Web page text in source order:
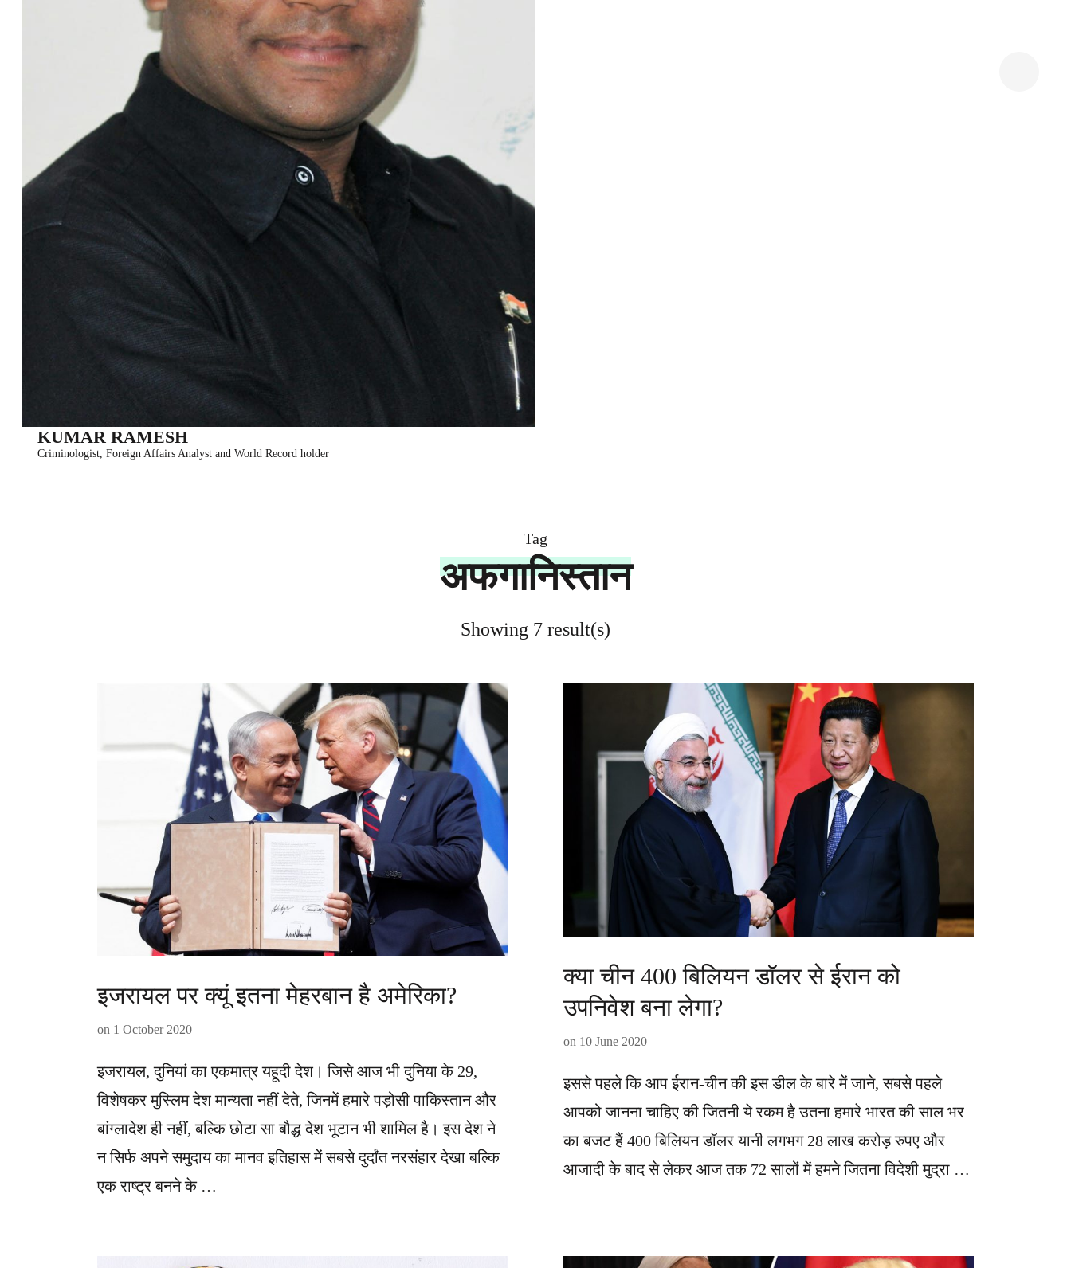
KUMAR RAMESH
Criminologist, Foreign Affairs Analyst and World Record holder
Tag
अफगानिस्तान
Showing 7 result(s)
इजरायल पर क्यूं इतना मेहरबान है अमेरिका?
on 1 October 2020
इजरायल, दुनियां का एकमात्र यहूदी देश। जिसे आज भी दुनिया के 29,
विशेषकर मुस्लिम देश मान्यता नहीं देते, जिनमें हमारे पड़ोसी पाकिस्तान और
बांग्लादेश ही नहीं, बल्कि छोटा सा बौद्ध देश भूटान भी शामिल है। इस देश ने
न सिर्फ अपने समुदाय का मानव इतिहास में सबसे दुर्दांत नरसंहार देखा बल्कि
एक राष्ट्र बनने के …
क्या चीन 400 बिलियन डॉलर से ईरान को
उपनिवेश बना लेगा?
on 10 June 2020
इससे पहले कि आप ईरान-चीन की इस डील के बारे में जाने, सबसे पहले
आपको जानना चाहिए की जितनी ये रकम है उतना हमारे भारत की साल भर
का बजट हैं 400 बिलियन डॉलर यानी लगभग 28 लाख करोड़ रुपए और
आजादी के बाद से लेकर आज तक 72 सालों में हमने जितना विदेशी मुद्रा …